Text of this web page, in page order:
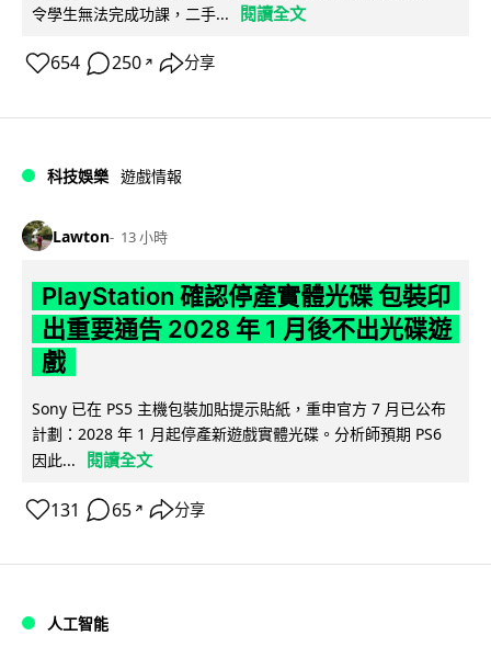
令學生無法完成功課，二手...
閱讀全文
654 250 ↗ 分享
科技娛樂 遊戲情報
Lawton 13 小時
PlayStation 確認停產實體光碟 包裝印
出重要通告 2028 年 1 月後不出光碟遊
戲
Sony 已在 PS5 主機包裝加貼提示貼紙，重申官方 7 月已公布
計劃：2028 年 1 月起停產新遊戲實體光碟。分析師預期 PS6
因此...
閱讀全文
131 65 ↗ 分享
人工智能